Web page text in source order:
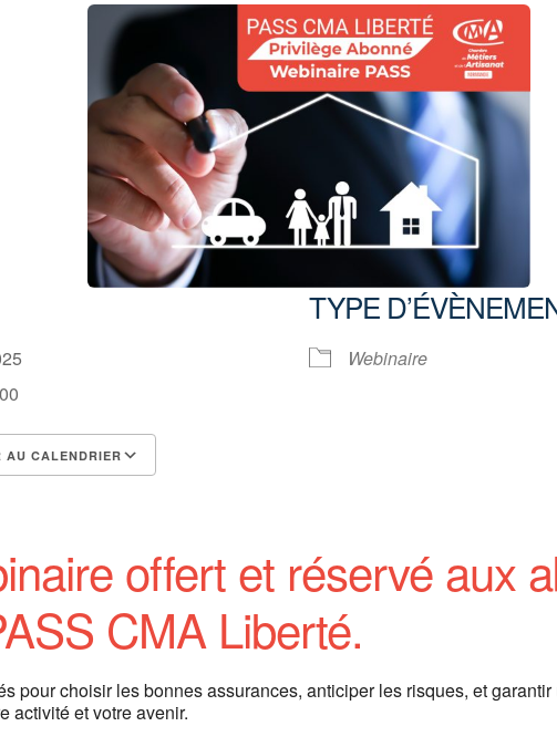
AU CALENDRIER
TYPE
Webinaire
offert et réservé aux
CMA Liberté.
pour choisir les bonnes assurances, anticiper les risques, et
activité et votre avenir.